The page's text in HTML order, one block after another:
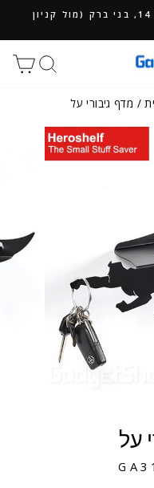
בואו לבקר בחנותינו: ששת הימים 14, בני ברק (מול קניון
חיפוש
/ מדף גיבורי על
על